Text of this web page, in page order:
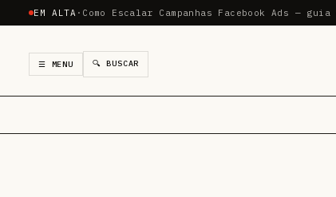
EM ALTA · Como Escalar Campanhas Facebook Ads — guia
☰ MENU 🔍 BUSCAR